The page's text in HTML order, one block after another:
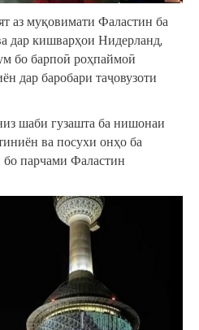
аз муқовимати Фаластин ба
дар кишварҳои Нидерланд,
бо барпоӣ роҳпаймоӣ
дар баробари таҷовузоти
шаби гузашта ба нишонаи
ва посухи онҳо ба
парчами Фаластин